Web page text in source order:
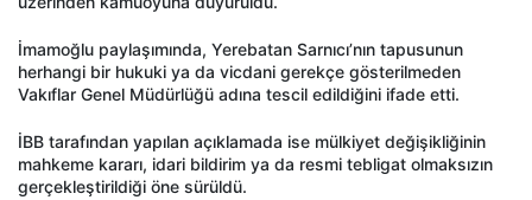
İmamoğlu paylaşımında, Yerebatan Sarnıcı’nın tapusunun
herhangi bir hukuki ya da vicdani gerekçe gösterilmeden
Vakıflar Genel Müdürlüğü adına tescil edildiğini ifade etti.
İBB tarafından yapılan açıklamada ise mülkiyet değişikliğinin
mahkeme kararı, idari bildirim ya da resmi tebligat olmaksızın
gerçekleştirildiği öne sürüldü.